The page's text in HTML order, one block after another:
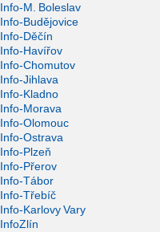
Info-M. Boleslav
Info-Budějovice
Info-Děčín
Info-Havířov
Info-Chomutov
Info-Jihlava
Info-Kladno
Info-Morava
Info-Olomouc
Info-Ostrava
Info-Plzeň
Info-Přerov
Info-Tábor
Info-Třebíč
Info-Karlovy Vary
InfoZlín